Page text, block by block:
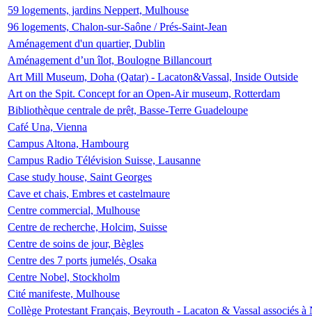
59 logements, jardins Neppert, Mulhouse
96 logements, Chalon-sur-Saône / Prés-Saint-Jean
Aménagement d'un quartier, Dublin
Aménagement d’un îlot, Boulogne Billancourt
Art Mill Museum, Doha (Qatar) - Lacaton&Vassal, Inside Outside
Art on the Spit. Concept for an Open-Air museum, Rotterdam
Bibliothèque centrale de prêt, Basse-Terre Guadeloupe
Café Una, Vienna
Campus Altona, Hambourg
Campus Radio Télévision Suisse, Lausanne
Case study house, Saint Georges
Cave et chais, Embres et castelmaure
Centre commercial, Mulhouse
Centre de recherche, Holcim, Suisse
Centre de soins de jour, Bègles
Centre des 7 ports jumelés, Osaka
Centre Nobel, Stockholm
Cité manifeste, Mulhouse
Collège Protestant Français, Beyrouth - Lacaton & Vassal associés